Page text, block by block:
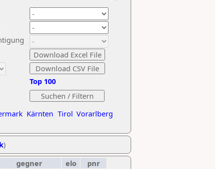
Kärnten Tirol Vorarlberg
Top 100
)
gegner elo
pnr